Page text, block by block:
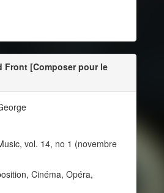
Front [Composer pour le
vol. 14, no 1 (novembre
Cinéma, Opéra,